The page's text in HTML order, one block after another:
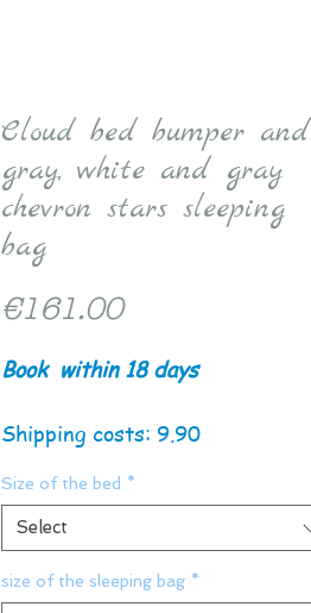
Cloud bed bumper and
gray, white and gray
chevron stars sleeping
bag
€161.00Price
Book within 18 days
Shipping costs: 9.90
Size of the bed *
Select
size of the sleeping bag *